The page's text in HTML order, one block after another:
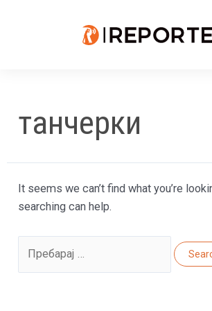
танчерки
It seems we can’t find what you’re
searching can help.